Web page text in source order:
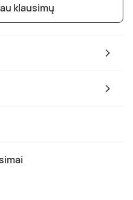
klausimų